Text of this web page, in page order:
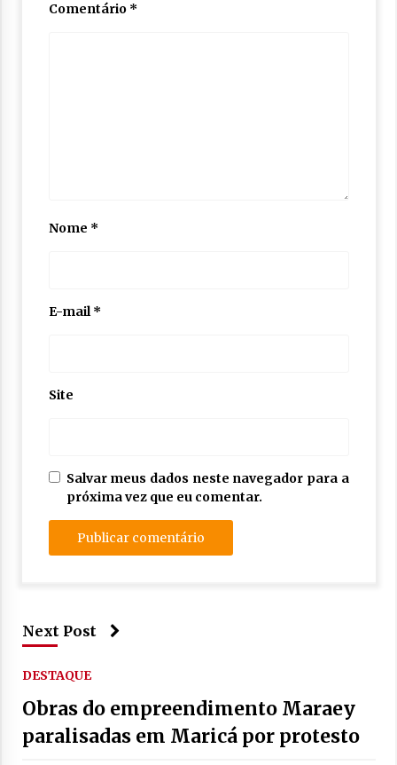
Comentário *
Nome *
E-mail*
Site
Salvar meus dados neste navegador para a
próxima vez que eu comentar.
Next Post
DESTAQUE
Obras do empreendimento Maraey
paralisadas em Maricá por protesto